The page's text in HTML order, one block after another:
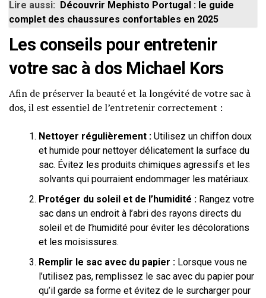
Lire aussi: Découvrir Mephisto Portugal : le guide
complet des chaussures confortables en 2025
Les conseils pour entretenir
votre sac à dos Michael Kors
Afin de préserver la beauté et la longévité de votre sac à
dos, il est essentiel de l’entretenir correctement :
Nettoyer régulièrement : Utilisez un chiffon doux
et humide pour nettoyer délicatement la surface du
sac. Évitez les produits chimiques agressifs et les
solvants qui pourraient endommager les matériaux.
Protéger du soleil et de l’humidité : Rangez votre
sac dans un endroit à l’abri des rayons directs du
soleil et de l’humidité pour éviter les décolorations
et les moisissures.
Remplir le sac avec du papier : Lorsque vous ne
l’utilisez pas, remplissez le sac avec du papier pour
qu’il garde sa forme et évitez de le surcharger pour